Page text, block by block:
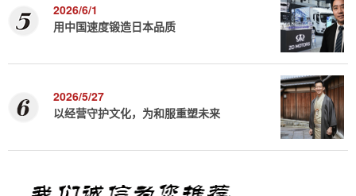
2026/6/1
用中国速度锻造日本品质
2026/5/27
以经营守护文化，为和服重塑未来